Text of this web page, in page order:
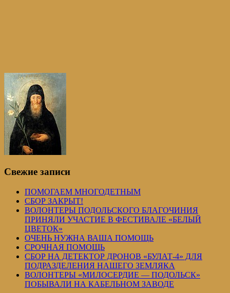
Свежие записи
ПОМОГАЕМ МНОГОДЕТНЫМ
СБОР ЗАКРЫТ!
ВОЛОНТЕРЫ ПОДОЛЬСКОГО БЛАГОЧИНИЯ
ПРИНЯЛИ УЧАСТИЕ В ФЕСТИВАЛЕ «БЕЛЫЙ
ЦВЕТОК»
ОЧЕНЬ НУЖНА ВАША ПОМОЩЬ
СРОЧНАЯ ПОМОЩЬ
СБОР НА ДЕТЕКТОР ДРОНОВ «БУЛАТ-4» ДЛЯ
ПОДРАЗДЕЛЕНИЯ НАШЕГО ЗЕМЛЯКА
ВОЛОНТЕРЫ «МИЛОСЕРДИЕ — ПОДОЛЬСК»
ПОБЫВАЛИ НА КАБЕЛЬНОМ ЗАВОДЕ